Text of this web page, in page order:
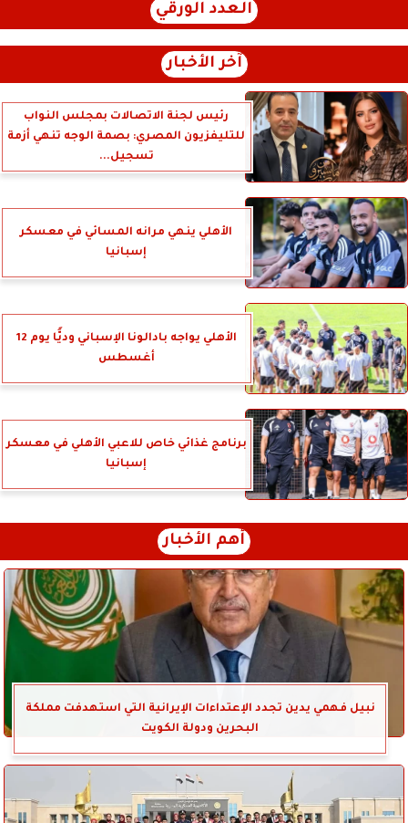
العدد الورقي
آخر الأخبار
رئيس لجنة الاتصالات بمجلس النواب
للتليفزيون المصري: بصمة الوجه تنهي أزمة
تسجيل...
الأهلي ينهي مرانه المسائي في معسكر
إسبانيا
الأهلي يواجه بادالونا الإسباني وديًّا يوم 12
أغسطس
برنامج غذائي خاص للاعبي الأهلي في معسكر
إسبانيا
أهم الأخبار
نبيل فهمي يدين تجدد الإعتداءات الإيرانية التي استهدفت مملكة
البحرين ودولة الكويت